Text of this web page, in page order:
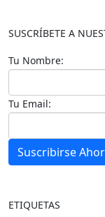
SUSCRÍBETE A
Tu Nombre:
Tu Email:
Suscribirse
ETIQUETAS